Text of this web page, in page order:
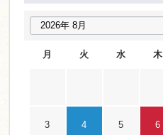
月 火 水 木
3 4 5 6